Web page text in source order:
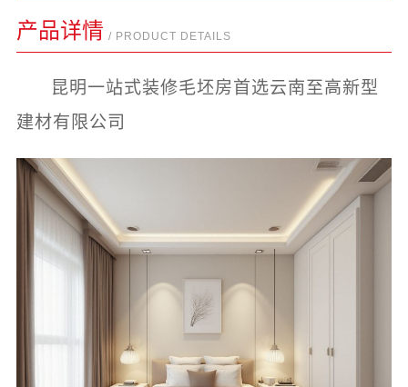
产品详情 / PRODUCT DETAILS
昆明一站式装修毛坯房首选云南至高新型
建材有限公司